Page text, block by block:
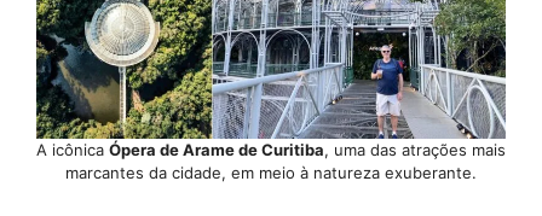
A icônica Ópera de Arame de Curitiba, uma das atrações mais
marcantes da cidade, em meio à natureza exuberante.